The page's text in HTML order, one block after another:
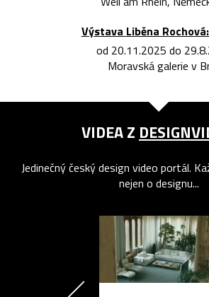
Výstava Liběna
od 20.11.2025 do
Moravská galerie v
VIDEA Z
Jedinečný český design video portál.
nejen o designu...